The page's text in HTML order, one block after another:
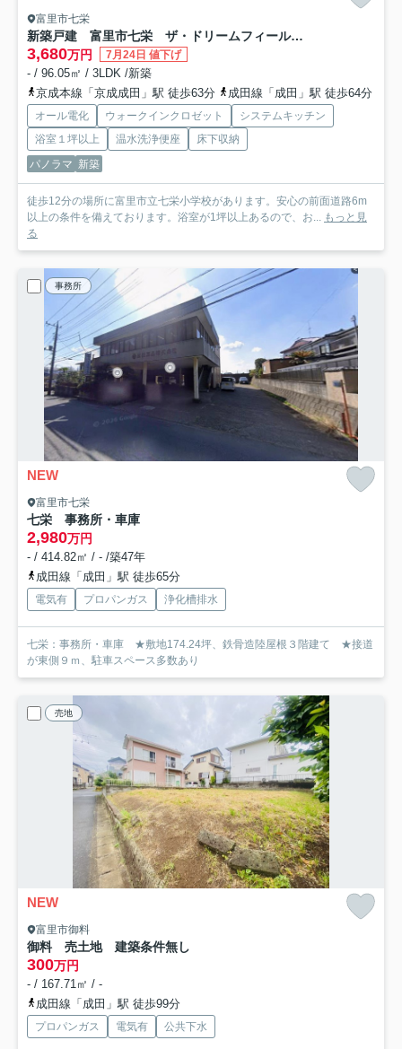
富里市七栄
新築戸建 富里市七栄 ザ・ドリームフィールド成田75 ６期 ４号棟
3,680万円 7月24日 値下げ
- / 96.05㎡ / 3LDK /新築
京成本線「京成成田」駅 徒歩63分
成田線「成田」駅 徒歩64分
オール電化 ウォークインクロゼット
システムキッチン
浴室１坪以上
温水洗浄便座
床下収納
パノラマ 新築
徒歩12分の場所に富里市立七栄小学校があります。安心の前面道路6m
以上の条件を備えております。浴室が1坪以上あるので、お...
もっと見
る
事務所
NEW
富里市七栄
七栄 事務所・車庫
2,980万円
- / 414.82㎡ / - /築47年
成田線「成田」駅 徒歩65分
電気有 プロパンガス 浄化槽排水
七栄：事務所・車庫 ★敷地174.24坪、鉄骨造陸屋根３階建て ★接道
が東側９ｍ、駐車スペース多数あり
売地
NEW
富里市御料
御料 売土地 建築条件無し
300万円
- / 167.71㎡ / -
成田線「成田」駅 徒歩99分
プロパンガス 電気有 公共下水